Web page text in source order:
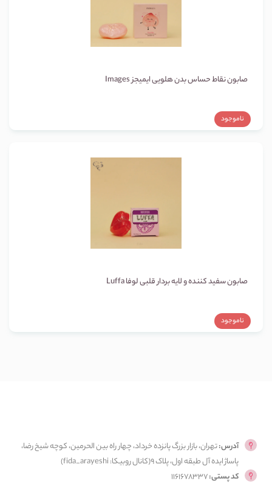
صابون نقاط حساس بدن هلویی ایمیجز Images
ناموجود
صابون سفید کننده و لایه بردار قلبی لوفا Luffa
ناموجود
آدرس:تهران، بازار بزرگ پانزده خرداد، چهار راه بین الحرمین، کوچه شیخ رضا،
پاساژ ایده آل طبقه اول، پلاک ۹(کانال روبیکا: fida_arayeshi)
کد پستی:1161678337